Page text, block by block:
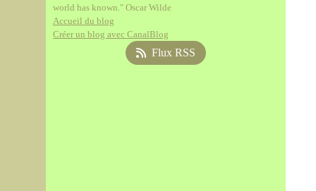
world has known." Oscar Wilde
Accueil du blog
Créer un blog avec CanalBlog
Flux RSS